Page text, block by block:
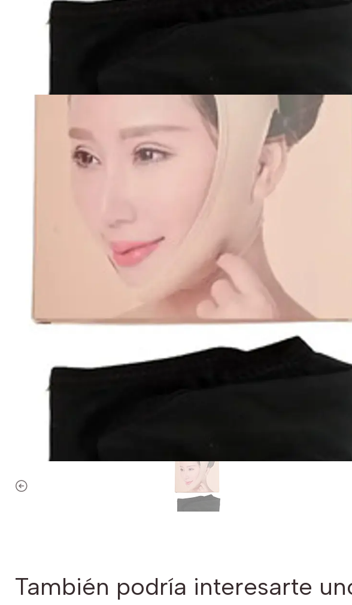
También podría interesarte